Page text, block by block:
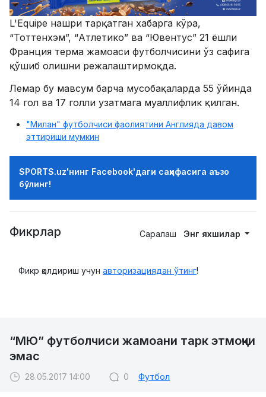
L'Equipe нашри тарқатган хабарга кўра,
“Тоттенхэм”, “Атлетико” ва “Ювентус” 21 ёшли
Франция терма жамоаси футболчисини ўз сафига
қўшиб олишни режалаштирмоқда.
Лемар бу мавсум барча мусобақаларда 55 ўйинда
14 гол ва 17 голли узатмага муаллифлик қилган.
"Милан" футболчиси фаолиятини Англияда давом
эттириши мумкин
SPORTS.uz'нинг Facebook'даги саҳифасига аъзо
бўлинг!
Фикрлар Саралаш Энг яхшилар
Фикр қолдириш учун авторизациядан ўтинг!
“МЮ” футболчиси жамоани тарк этмоқчи
эмас
28.05.2017 14:00 0 Футбол